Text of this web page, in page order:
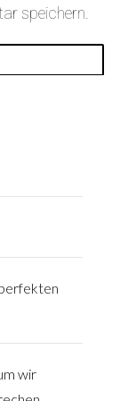
speichern.
wir